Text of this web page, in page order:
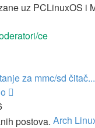
uz PCLinuxOS i
ce
za mmc/sd čitač...
Arch